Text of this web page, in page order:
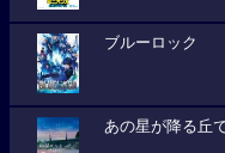
ブルーロック
あの星が降る丘